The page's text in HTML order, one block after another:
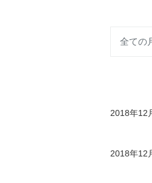
2018年12
2018年12